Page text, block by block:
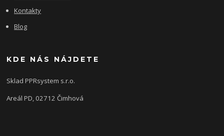
Kontakty
Blog
KDE NÁS NÁJDETE
Sklad PPRsystem s.r.o.
Areál PD, 02712 Čimhová